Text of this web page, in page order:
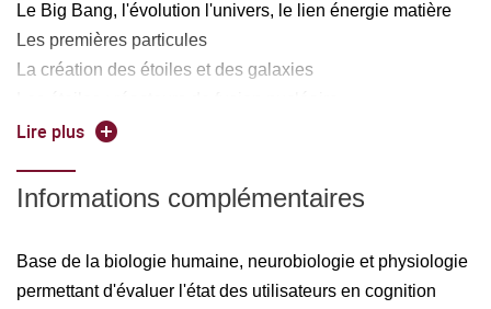
Le Big Bang, l'évolution l'univers, le lien énergie matière
Les premières particules
La création des étoiles et des galaxies
L'énergie des supernovas
L'apparition de la vie
Lire plus
Informations complémentaires
Base de la biologie humaine, neurobiologie et physiologie
permettant d'évaluer l'état des utilisateurs en cognition